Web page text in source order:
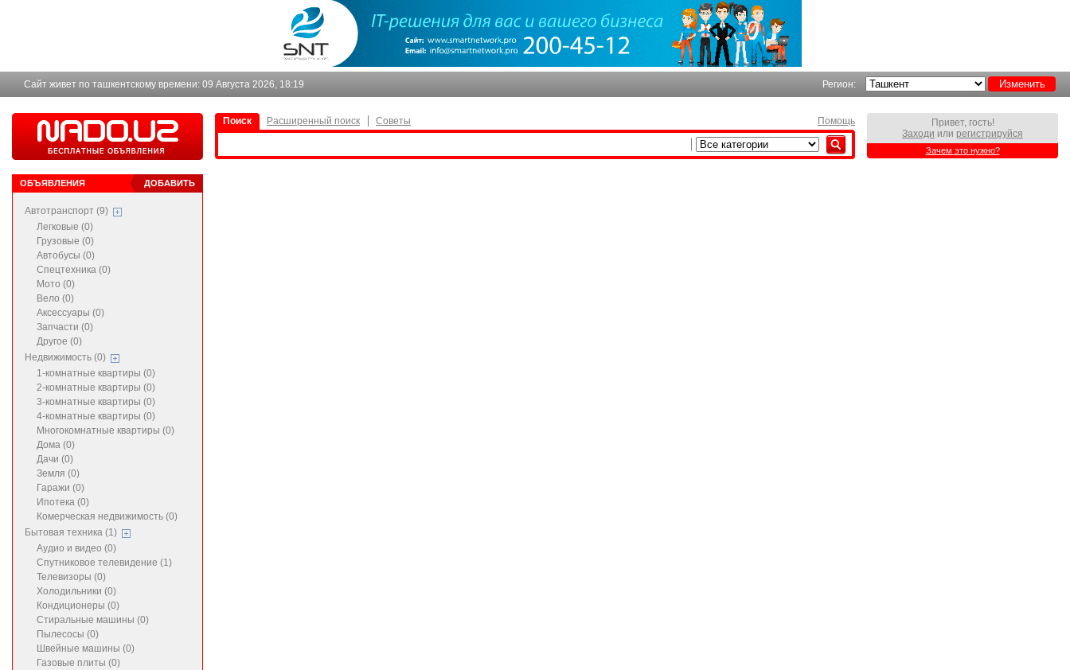
Сайт живет по ташкентскому времени: 09 Августа 2026, 18:19 Регион:
ДОБАВИТЬ
ОБЪЯВЛЕНИЯ
Автотранспорт (9)
Легковые (0)
Грузовые (0)
Автобусы (0)
Спецтехника (0)
Мото (0)
Вело (0)
Аксессуары (0)
Запчасти (0)
Другое (0)
Недвижимость (0)
1-комнатные квартиры (0)
2-комнатные квартиры (0)
3-комнатные квартиры (0)
4-комнатные квартиры (0)
Многокомнатные квартиры (0)
Дома (0)
Дачи (0)
Земля (0)
Гаражи (0)
Ипотека (0)
Комерческая недвижимость (0)
Бытовая техника (1)
Аудио и видео (0)
Спутниковое телевидение (1)
Телевизоры (0)
Холодильники (0)
Кондиционеры (0)
Стиральные машины (0)
Пылесосы (0)
Швейные машины (0)
Газовые плиты (0)
Привет, гость!
Заходи или регистрируйся
Зачем это нужно?
Поиск Расширенный поиск Советы Помощь